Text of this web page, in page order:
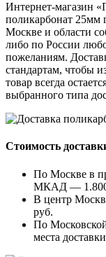
Интернет-магазин
поликарбонат 25мм
Москве и области
либо по России
пожеланиям.
стандартам, чтобы
товар всегда
выбранного типа
Стоимость
По Москве в
МКАД —
В центр
руб.
По
места